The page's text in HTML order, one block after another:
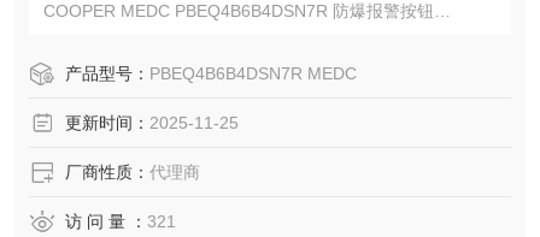
COOPER MEDC PBEQ4B6B4DSN7R 防爆报警按钮
产品型号： PBEQ4B6B4DSN7R MEDC
更新时间： 2025-11-25
厂商性质： 代理商
访 问 量 ： 321